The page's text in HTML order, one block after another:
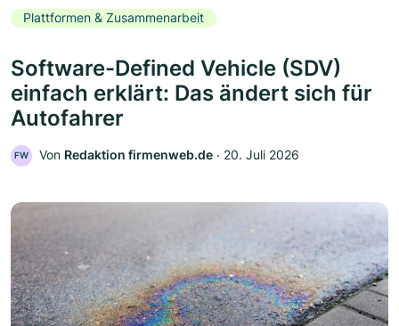
Plattformen & Zusammenarbeit
Software-Defined Vehicle (SDV)
einfach erklärt: Das ändert sich für
Autofahrer
FW Von Redaktion firmenweb.de ‧ 20. Juli 2026